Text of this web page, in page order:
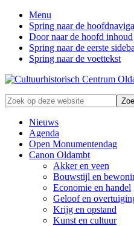
Menu
Spring naar de
Door naar de hoofd inhoud
Spring naar de eerste
Spring naar de voettekst
Zonder
verleden
geen
toekomst
Zoek
op
deze
website
Nieuws
Agenda
Open Monumentendag
Canon Oldambt
Akker en veen
Bouwstijl en
Economie en handel
Geloof en
Krijg en opstand
Kunst en cultuur